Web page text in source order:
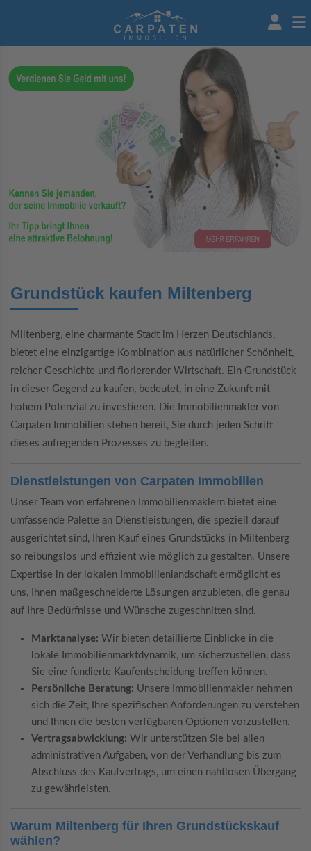
Grundstück kaufen Miltenberg
Miltenberg, eine charmante Stadt im Herzen Deutschlands,
bietet eine einzigartige Kombination aus natürlicher Schönheit,
reicher Geschichte und florierender Wirtschaft. Ein Grundstück
in dieser Gegend zu kaufen, bedeutet, in eine Zukunft mit
hohem Potenzial zu investieren. Die Immobilienmakler von
Carpaten Immobilien stehen bereit, Sie durch jeden Schritt
dieses aufregenden Prozesses zu begleiten.
Dienstleistungen von Carpaten Immobilien
Unser Team von erfahrenen Immobilienmaklern bietet eine
umfassende Palette an Dienstleistungen, die speziell darauf
ausgerichtet sind, Ihren Kauf eines Grundstücks in Miltenberg
so reibungslos und effizient wie möglich zu gestalten. Unsere
Expertise in der lokalen Immobilienlandschaft ermöglicht es
uns, Ihnen maßgeschneiderte Lösungen anzubieten, die genau
auf Ihre Bedürfnisse und Wünsche zugeschnitten sind.
Marktanalyse: Wir bieten detaillierte Einblicke in die
lokale Immobilienmarktdynamik, um sicherzustellen, dass
Sie eine fundierte Kaufentscheidung treffen können.
Persönliche Beratung: Unsere Immobilienmakler nehmen
sich die Zeit, Ihre spezifischen Anforderungen zu verstehen
und Ihnen die besten verfügbaren Optionen vorzustellen.
Vertragsabwicklung: Wir unterstützen Sie bei allen
administrativen Aufgaben, von der Verhandlung bis zum
Abschluss des Kaufvertrags, um einen nahtlosen Übergang
zu gewährleisten.
Warum Miltenberg für Ihren Grundstückskauf
wählen?